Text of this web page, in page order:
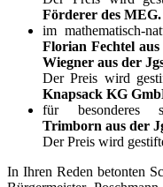
Förderer des MEG.
im mathematisch-
Florian Fechtel aus
Wiegner aus der
Der Preis wird
Knapsack KG
für besonderes
Trimborn aus der
Der Preis wird
In Ihren Reden betonten